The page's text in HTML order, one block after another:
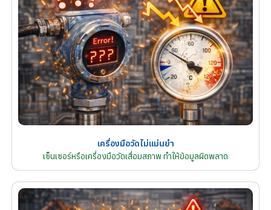
เครื่องมือวัดไม่แม่นยำ
เซ็นเซอร์หรือเครื่องมือวัดเสื่อมสภาพ ทำให้ข้อมูลผิดพลาด